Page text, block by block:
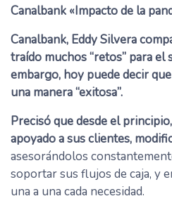
Canalbank «Impacto de la
Canalbank, Eddy Silvera
traído muchos “retos” para
embargo, hoy puede decir
una manera “exitosa”.
Precisó que desde el
apoyado a sus clientes,
asesorándolos
soportar sus flujos de caja, y
una a una cada necesidad.